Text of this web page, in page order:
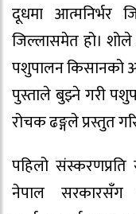
दूधमा आत्मनिर्भर
जिल्लासमेत हो।
पशुपालन किसानको
पुस्ताले बुझ्ने गरी
रोचक ढङ्गले प्रस्तुत
पहिलो संस्करणप्रति
नेपाल सरकारसँग